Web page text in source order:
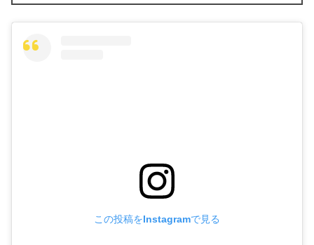
この投稿をInstagramで見る